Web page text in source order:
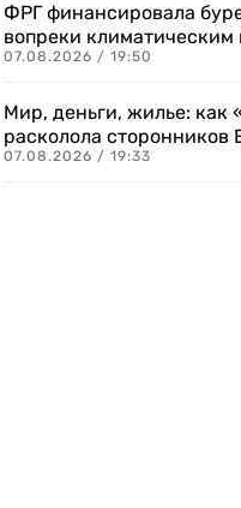
ФРГ финансировала
вопреки климатическим
07.08.2026 / 19:50
Мир, деньги, жилье: как
расколола
07.08.2026 / 19:33